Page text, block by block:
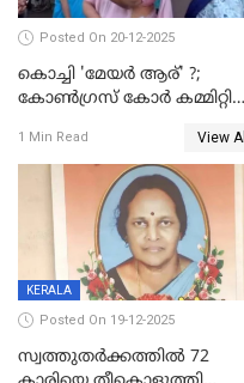
Posted On 20-12-2025
കൊച്ചി 'മേയർ ആര്' ?;
കോണ്‍ഗ്രസ് കോര്‍ കമ്മിറ്റി
1 Min Read View All
KERALA
Posted On 19-12-2025
സ്വത്തുതര്‍ക്കത്തില്‍ 72